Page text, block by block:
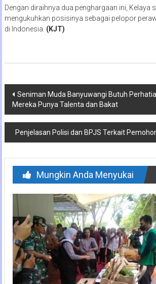
Dengan diraihnya dua penghargaan ini, Kelaya
mengukuhkan posisinya sebagai pelopor
di Indonesia. (KJT)
Navigasi
pos
Seniman Muda Banyuwangi Butuh
Mereka Punya Talenta dan Bakat
Penjelasan Polisi dan BPJS Terkait
Mungkin Anda Menyukai